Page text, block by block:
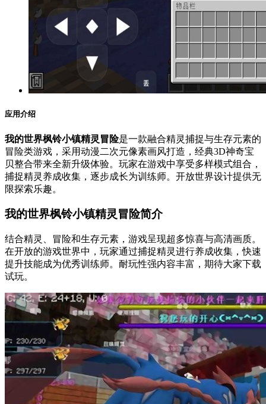
应用介绍
我的世界枫铃小镇精灵冒险是一款融合精灵捕捉与生存元素的
冒险类游戏，采用动漫二次元像素画风打造，经典3D神奇宝
贝整合带来全新升级体验。玩家在游戏中享受多样模式组合，
捕捉精灵养成收集，逐步成长为训练师。开放世界设计提供无
限探索乐趣。
我的世界枫铃小镇精灵冒险简介
结合精灵、冒险和生存元素，游戏呈现超多惊喜与高清画质。
在开放的游戏世界中，玩家通过捕捉精灵进行养成收集，快速
提升技能成为优秀训练师。耐玩性强内容丰富，期待大家下载
试玩。